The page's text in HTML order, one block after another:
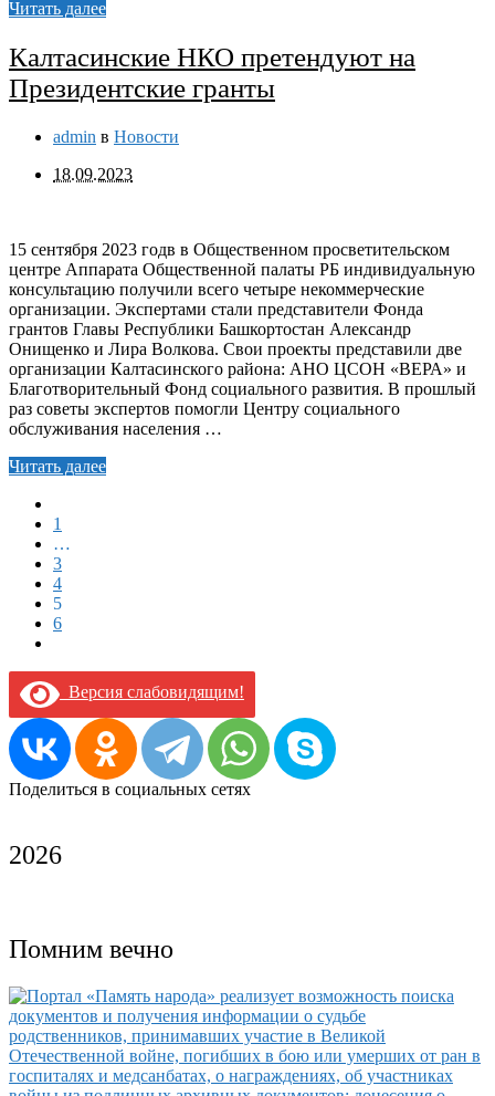
Читать далее
Калтасинские НКО претендуют на
Президентские гранты
admin в Новости
18.09.2023
15 сентября 2023 годв в Общественном просветительском
центре Аппарата Общественной палаты РБ индивидуальную
консультацию получили всего четыре некоммерческие
организации. Экспертами стали представители Фонда
грантов Главы Республики Башкортостан Александр
Онищенко и Лира Волкова. Свои проекты представили две
организации Калтасинского района: АНО ЦСОН «ВЕРА» и
Благотворительный Фонд социального развития. В прошлый
раз советы экспертов помогли Центру социального
обслуживания населения …
Читать далее
1
…
3
4
5
6
Версия слабовидящим!
Поделиться в социальных сетях
2026
Помним вечно